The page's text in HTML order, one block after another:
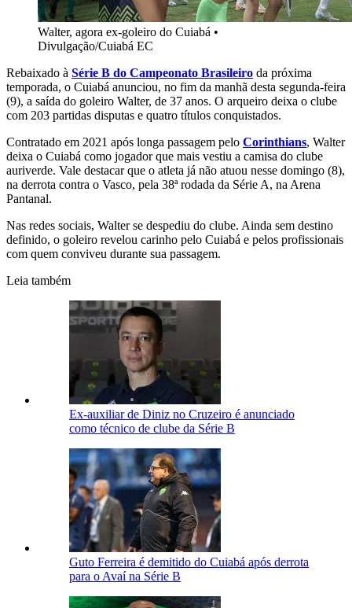
Walter, agora ex-goleiro do Cuiabá •
Divulgação/Cuiabá EC
Rebaixado à Série B do Campeonato Brasileiro da próxima
temporada, o Cuiabá anunciou, no fim da manhã desta segunda-feira
(9), a saída do goleiro Walter, de 37 anos. O arqueiro deixa o clube
com 203 partidas disputas e quatro títulos conquistados.
Contratado em 2021 após longa passagem pelo Corinthians, Walter
deixa o Cuiabá como jogador que mais vestiu a camisa do clube
auriverde. Vale destacar que o atleta já não atuou nesse domingo (8),
na derrota contra o Vasco, pela 38ª rodada da Série A, na Arena
Pantanal.
Nas redes sociais, Walter se despediu do clube. Ainda sem destino
definido, o goleiro revelou carinho pelo Cuiabá e pelos profissionais
com quem conviveu durante sua passagem.
Leia também
Ex-auxiliar de Diniz no Cruzeiro é anunciado
como técnico de clube da Série B
Guto Ferreira é demitido do Cuiabá após derrota
para o Avaí na Série B